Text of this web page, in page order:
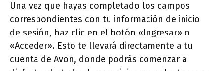
Una vez que hayas completado los campos
correspondientes con tu información de inicio
de sesión, haz clic en el botón «Ingresar» o
«Acceder». Esto te llevará directamente a tu
cuenta de Avon, donde podrás comenzar a